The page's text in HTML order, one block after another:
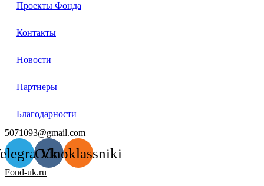
Проекты Фонда
Контакты
Новости
Партнеры
Благодарности
5071093@gmail.com
Vk
Odnoklassniki
Fond-uk.ru